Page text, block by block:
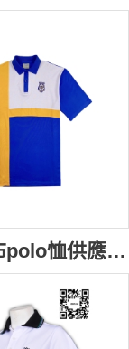
撞色拼布polo恤供應訂購 學校Logo繡花polo恤款式選擇 時尚polo恤專業定製 polo恤廠家 澳洲 高校 SU171